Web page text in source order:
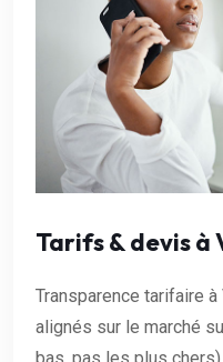
Tarifs & devis à
Transparence tarifaire
alignés sur le marché